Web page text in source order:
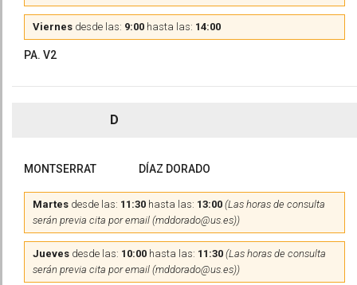
Viernes desde las: 9:00 hasta las: 14:00
PA. V2
D
MONTSERRAT DÍAZ DORADO
Martes desde las: 11:30 hasta las: 13:00 (Las horas de consulta
serán previa cita por email (mddorado@us.es))
Jueves desde las: 10:00 hasta las: 11:30 (Las horas de consulta
serán previa cita por email (mddorado@us.es))